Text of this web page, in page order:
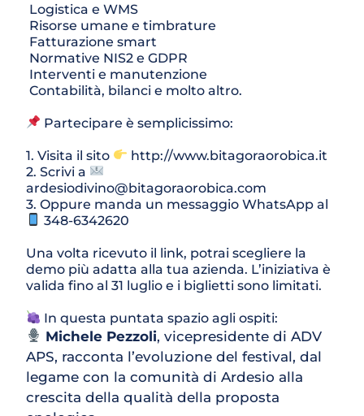
Logistica e WMS
Risorse umane e timbrature
Fatturazione smart
Normative NIS2 e GDPR
Interventi e manutenzione
Contabilità, bilanci e molto altro.
Partecipare è semplicissimo:
1. Visita il sito
http://www.bitagoraorobica.it
2. Scrivi a
ardesiodivino@bitagoraorobica.com
3. Oppure manda un messaggio WhatsApp al
348-6342620
Una volta ricevuto il link, potrai scegliere la
demo più adatta alla tua azienda. L’iniziativa è
valida fino al 31 luglio e i biglietti sono limitati.
In questa puntata spazio agli ospiti:
Michele Pezzoli, vicepresidente di ADV
APS, racconta l’evoluzione del festival, dal
legame con la comunità di Ardesio alla
crescita della qualità della proposta